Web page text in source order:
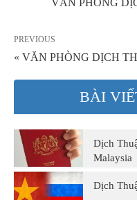
PREVIOUS
« VĂN PHÒNG DỊCH
BÀI
Dịch
Malaysia
Dịch